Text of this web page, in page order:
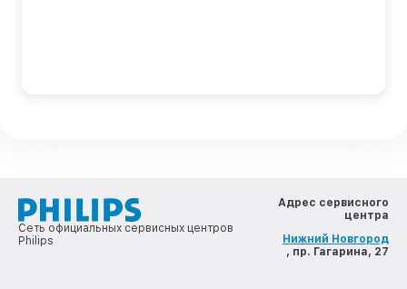
Сеть официальных сервисных центров
Philips
Адрес сервисного
центра
Нижний Новгород
, пр. Гагарина, 27